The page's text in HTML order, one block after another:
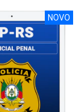
NOVO